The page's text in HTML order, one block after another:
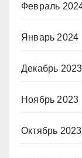
Февраль
Январь 2024
Декабрь 2023
Ноябрь 2023
Октябрь 2023